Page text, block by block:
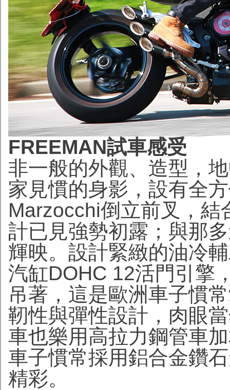
FREEMAN試車感受
非一般的外觀、造型，
家見慣的身影，設有全
Marzocchi倒立前叉，
計已見強勢初露；與那
輝映。設計緊緻的油冷
汽缸DOHC 12活門引擎
吊著，這是歐洲車子慣
靭性與彈性設計，肉眼
車也樂用高拉力鋼管車
車子慣常採用鋁合金鑽
精彩。